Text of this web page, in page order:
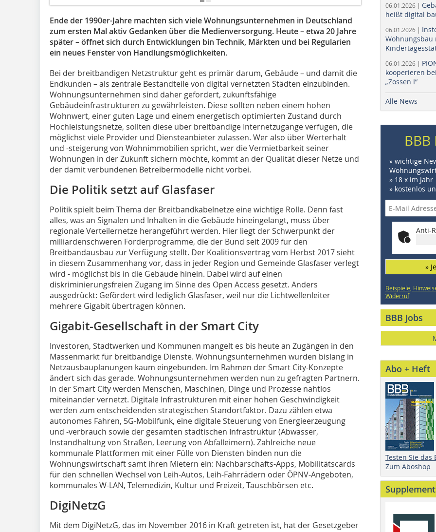
Ende der 1990er-Jahre machten sich viele Wohnungsunternehmen in Deutschland
zum ersten Mal aktiv Gedanken über die Medienversorgung. Heute – etwa 20 Jahre
später – öffnet sich durch Entwicklungen bin Technik, Märkten und bei Regularien
ein neues Fenster von Handlungsmöglichkeiten.
Bei der breitbandigen Netzstruktur geht es primär darum, Gebäude – und damit die
Endkunden – als zentrale Bestandteile von digital vernetzten Städten einzubinden.
Wohnungsunternehmen sind daher gefordert, zukunftsfähige
Gebäudeinfrastrukturen zu gewährleisten. Diese sollten neben einem hohen
Wohnwert, einer guten Lage und einem energetisch optimierten Zustand durch
Hochleistungsnetze, sollten diese über breitbandige Internetzugänge verfügen, die
möglichst viele Provider und Diensteanbieter zulassen. Wer also über Werterhalt
und -steigerung von Wohnimmobilien spricht, wer die Vermietbarkeit seiner
Wohnungen in der Zukunft sichern möchte, kommt an der Qualität dieser Netze und
der damit verbundenen Betreibermodelle nicht vorbei.
Die Politik setzt auf Glasfaser
Politik spielt beim Thema der Breitbandkabelnetze eine wichtige Rolle. Denn fast
alles, was an Signalen und Inhalten in die Gebäude hineingelangt, muss über
regionale Verteilernetze herangeführt werden. Hier liegt der Schwerpunkt der
milliardenschweren Förderprogramme, die der Bund seit 2009 für den
Breitbandausbau zur Verfügung stellt. Der Koalitionsvertrag vom Herbst 2017 sieht
in diesem Zusammenhang vor, dass in jeder Region und Gemeinde Glasfaser verlegt
wird - möglichst bis in die Gebäude hinein. Dabei wird auf einen
diskriminierungsfreien Zugang im Sinne des Open Access gesetzt. Anders
ausgedrückt: Gefördert wird lediglich Glasfaser, weil nur die Lichtwellenleiter
mehrere Gigabit übertragen können.
Gigabit-Gesellschaft in der Smart City
Investoren, Stadtwerken und Kommunen mangelt es bis heute an Zugängen in den
Massenmarkt für breitbandige Dienste. Wohnungsunternehmen wurden bislang in
Netzausbauplanungen kaum eingebunden. Im Rahmen der Smart City-Konzepte
ändert sich das gerade. Wohnungsunternehmen werden nun zu gefragten Partnern.
In der Smart City werden Menschen, Maschinen, Dinge und Prozesse nahtlos
miteinander vernetzt. Digitale Infrastrukturen mit einer hohen Geschwindigkeit
werden zum entscheidenden strategischen Standortfaktor. Dazu zählen etwa
autonomes Fahren, 5G-Mobilfunk, eine digitale Steuerung von Energieerzeugung
und -verbrauch sowie der gesamten städtischen Infrastruktur (Abwasser,
Instandhaltung von Straßen, Leerung von Abfalleimern). Zahlreiche neue
kommunale Plattformen mit einer Fülle von Diensten binden nun die
Wohnungswirtschaft samt ihren Mietern ein: Nachbarschafts-Apps, Mobilitätscards
für den schnellen Wechsel von Leih-Autos, Leih-Fahrrädern oder ÖPNV-Angeboten,
kommunales W-LAN, Telemedizin, Kultur und Freizeit, Tauschbörsen etc.
DigiNetzG
Mit dem DigiNetzG, das im November 2016 in Kraft getreten ist, hat der Gesetzgeber
06.01.2026 |
heißt digital
06.01.2026 |
Wohnungsbau
06.01.2026 |
kooperieren
„Zossen I“
Alle News
» wichtige
» 18 x im Jahr
» kostenlos
Anti-
»
Beispiele,
Widerruf
BBB Jobs
Abo + Heft
Testen Sie das
Zum Aboshop
Supplement